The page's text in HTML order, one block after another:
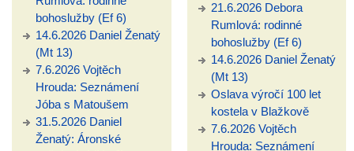
bohoslužby (Ef 6)
14.6.2026 Daniel Ženatý
(Mt 13)
7.6.2026 Vojtěch
Hrouda: Seznámení
Jóba s Matoušem
31.5.2026 Daniel
Ženatý: Áronské
21.6.2026 Debora
Rumlová: rodinné
bohoslužby (Ef 6)
14.6.2026 Daniel Ženatý
(Mt 13)
Oslava výročí 100 let
kostela v Blažkově
7.6.2026 Vojtěch
Hrouda: Seznámení